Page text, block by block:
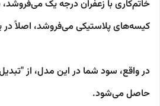
خاتم‌کاری با زعفران درجه یک می‌فروشد،
کیسه‌های پلاستیکی می‌فروشد، اصلاً در
در واقع، سود شما در این مدل، از
حاصل می‌شود.